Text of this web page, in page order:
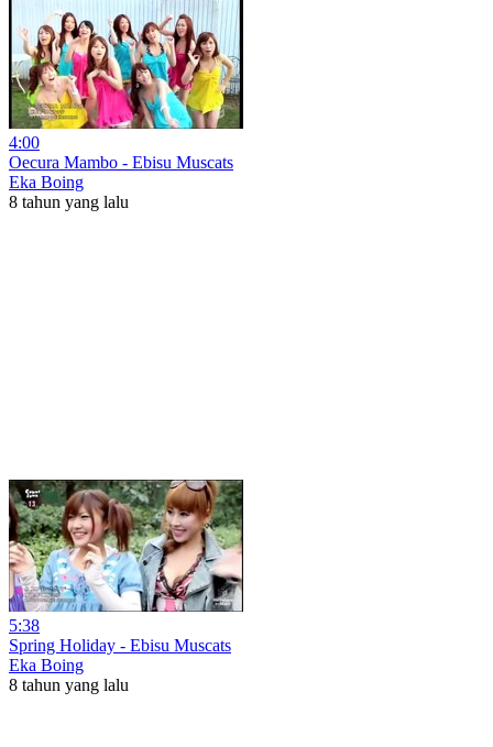
4:00
Oecura Mambo - Ebisu Muscats
Eka Boing
8 tahun yang lalu
5:38
Spring Holiday - Ebisu Muscats
Eka Boing
8 tahun yang lalu